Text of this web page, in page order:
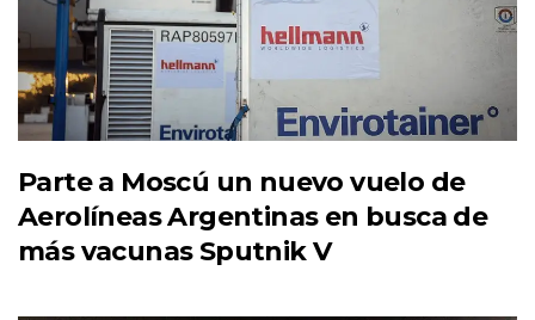
Parte a Moscú un nuevo vuelo de
Aerolíneas Argentinas en busca de
más vacunas Sputnik V